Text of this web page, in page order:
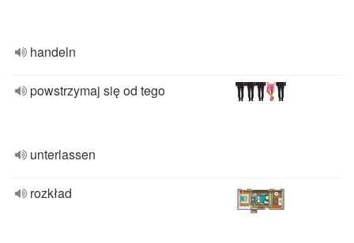
handeln
powstrzymaj się od tego
unterlassen
rozkład